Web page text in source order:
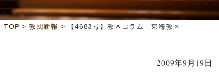
TOP > 教団新報 > 【4683号】教区コラム 東海教区
2009年9月19日